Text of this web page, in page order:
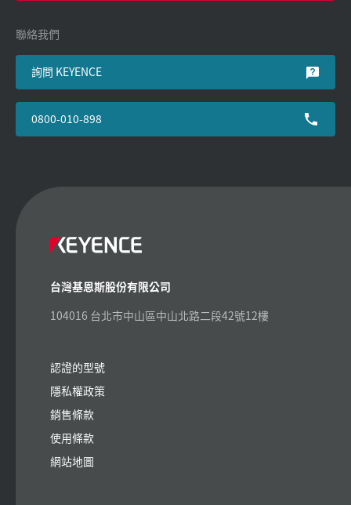
聯絡我們
詢問 KEYENCE
0800-010-898
台灣基恩斯股份有限公司
104016 台北市中山區中山北路二段42號12樓
認證的型號
隱私權政策
銷售條款
使用條款
網站地圖